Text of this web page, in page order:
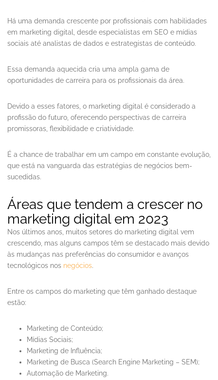
Há uma demanda crescente por profissionais com habilidades
em marketing digital, desde especialistas em SEO e mídias
sociais até analistas de dados e estrategistas de conteúdo.
Essa demanda aquecida cria uma ampla gama de
oportunidades de carreira para os profissionais da área.
Devido a esses fatores, o marketing digital é considerado a
profissão do futuro, oferecendo perspectivas de carreira
promissoras, flexibilidade e criatividade.
É a chance de trabalhar em um campo em constante evolução,
que está na vanguarda das estratégias de negócios bem-
sucedidas.
Áreas que tendem a crescer no
marketing digital em 2023
Nos últimos anos, muitos setores do marketing digital vem
crescendo, mas alguns campos têm se destacado mais devido
às mudanças nas preferências do consumidor e avanços
tecnológicos nos negócios.
Entre os campos do marketing que têm ganhado destaque
estão:
Marketing de Conteúdo;
Mídias Sociais;
Marketing de Influência;
Marketing de Busca (Search Engine Marketing – SEM);
Automação de Marketing.